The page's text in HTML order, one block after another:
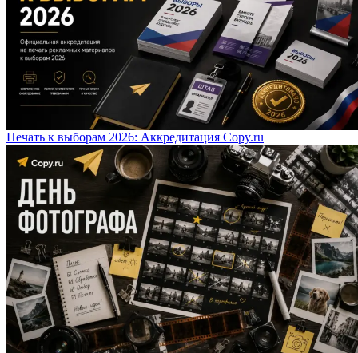
Печать к выборам 2026: Аккредитация Copy.ru